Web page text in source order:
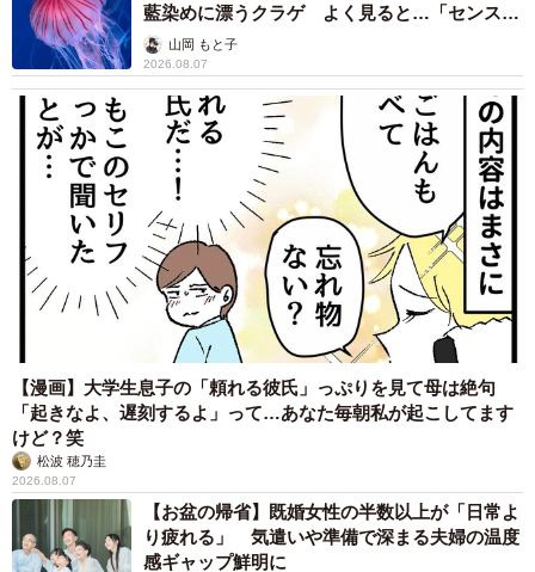
藍染めに漂うクラゲ よく見ると…「センスす
ごい」山岡 もと子
2026.08.07
【漫画】大学生息子の「頼れる彼氏」っぷりを見て母は絶句
「起きなよ、遅刻するよ」って…あなた毎朝私が起こしてます
けど？笑
松波 穂乃圭
2026.08.07
【お盆の帰省】既婚女性の半数以上が「日常よ
り疲れる」 気遣いや準備で深まる夫婦の温度
感ギャップ鮮明に